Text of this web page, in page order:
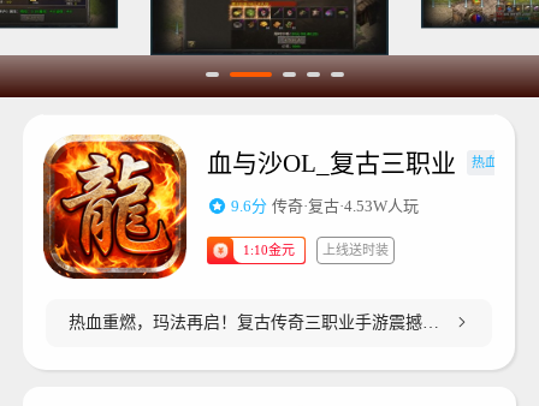
血与沙OL_复古三职业 热血重燃
9.6分 传奇·复古·4.53W人玩
1:10金元 上线送时装
热血重燃，玛法再启！复古传奇三职业手游震撼来